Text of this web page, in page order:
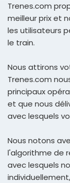
Trenes.com
meilleur prix et
les utilisateurs
le train.
Nous attirons
Trenes.com
principaux
et que nous
avec lesquels
Nous notons
l'algorithme de
avec lesquels